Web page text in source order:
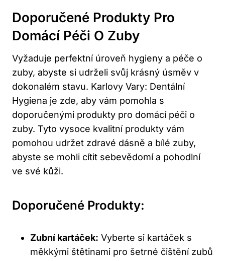
Doporučené Produkty Pro
Domácí Péči O Zuby
Vyžaduje perfektní úroveň hygieny a péče o
zuby, abyste si udrželi svůj krásný úsměv v
dokonalém stavu. Karlovy Vary: Dentální
Hygiena je zde, aby vám pomohla s
doporučenými produkty pro domácí péči o
zuby. Tyto vysoce kvalitní produkty vám
pomohou udržet zdravé dásně a bílé zuby,
abyste se mohli cítit sebevědomí a pohodlní
ve své kůži.
Doporučené Produkty:
Zubní kartáček: Vyberte si kartáček s
měkkými štětinami pro šetrné čištění zubů